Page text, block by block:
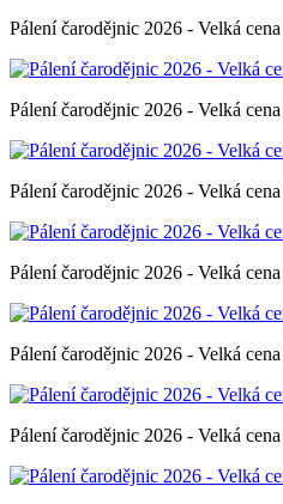
Pálení čarodějnic 2026 - Velká
Pálení čarodějnic 2026 - Velká
Pálení čarodějnic 2026 - Velká
Pálení čarodějnic 2026 - Velká
Pálení čarodějnic 2026 - Velká
Pálení čarodějnic 2026 - Velká